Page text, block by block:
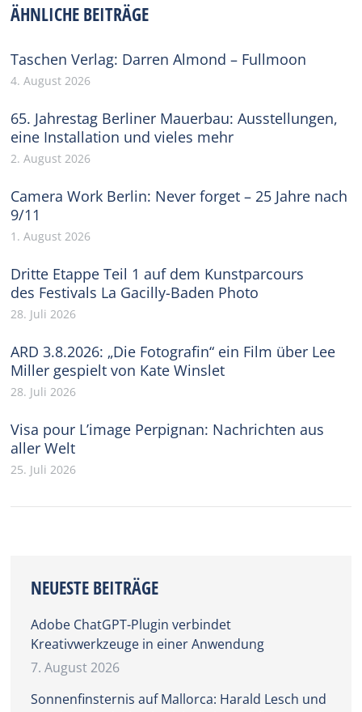
ÄHNLICHE BEITRÄGE
Taschen Verlag: Darren Almond – Fullmoon
4. August 2026
65. Jahrestag Berliner Mauerbau: Ausstellungen,
eine Installation und vieles mehr
2. August 2026
Camera Work Berlin: Never forget – 25 Jahre nach
9/11
1. August 2026
Dritte Etappe Teil 1 auf dem Kunstparcours
des Festivals La Gacilly-Baden Photo
28. Juli 2026
ARD 3.8.2026: „Die Fotografin“ ein Film über Lee
Miller gespielt von Kate Winslet
28. Juli 2026
Visa pour L’image Perpignan: Nachrichten aus
aller Welt
25. Juli 2026
NEUESTE BEITRÄGE
Adobe ChatGPT-Plugin verbindet
Kreativwerkzeuge in einer Anwendung
7. August 2026
Sonnenfinsternis auf Mallorca: Harald Lesch und